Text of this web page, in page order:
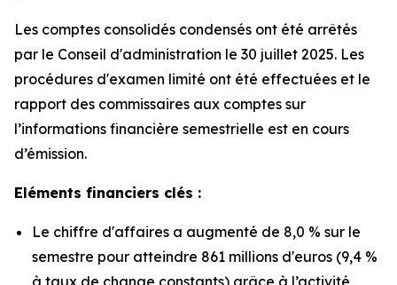
Les comptes consolidés condensés ont été arrêtés
par le Conseil d'administration le 30 juillet 2025. Les
procédures d'examen limité ont été effectuées et le
rapport des commissaires aux comptes sur
l’informations financière semestrielle est en cours
d’émission.
Eléments financiers clés :
Le chiffre d'affaires a augmenté de 8,0 % sur le
semestre pour atteindre 861 millions d'euros (9,4 %
à taux de change constants) grâce à l’activité